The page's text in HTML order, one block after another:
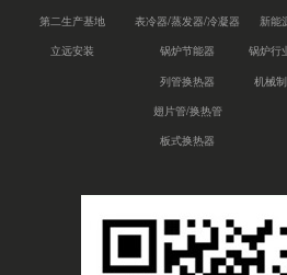
第二生产基地
立远安装
表冷器/蒸发器/冷凝器
锅炉节能器
列管换热器
翅片管/换热管
板式换热器
新能
锅炉行
机械